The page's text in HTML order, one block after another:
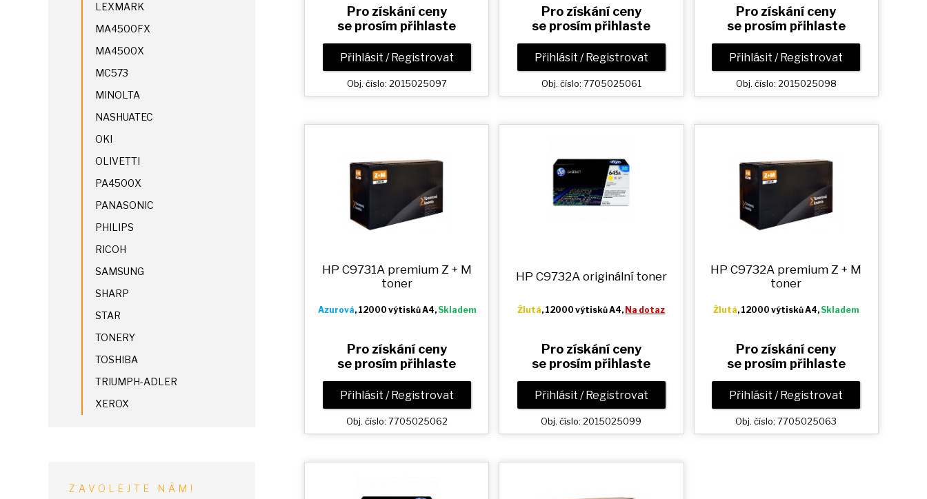
Pro získání ceny
se prosím přihlaste
Přihlásit / Registrovat
Obj. číslo: 2015025097
Pro získání ceny
se prosím přihlaste
Přihlásit / Registrovat
Obj. číslo: 7705025061
Pro získání ceny
se prosím přihlaste
Přihlásit / Registrovat
Obj. číslo: 2015025098
HP C9731A premium Z + M
toner
Azurová, 12000 výtisků A4,Skladem
Pro získání ceny
se prosím přihlaste
Přihlásit / Registrovat
Obj. číslo: 7705025062
HP C9732A originální toner
Žlutá, 12000 výtisků A4, Na dotaz
Pro získání ceny
se prosím přihlaste
Přihlásit / Registrovat
Obj. číslo: 2015025099
HP C9732A premiumZ + M
toner
Žlutá, 12000 výtisků A4,Skladem
Pro získání ceny
se prosím přihlaste
Přihlásit / Registrovat
Obj. číslo: 7705025063
LEXMARK
MA4500FX
MA4500X
MC573
MINOLTA
NASHUATEC
OKI
OLIVETTI
PA4500X
PANASONIC
PHILIPS
RICOH
SAMSUNG
SHARP
STAR
TONERY
TOSHIBA
TRIUMPH-ADLER
XEROX
ZAVOLEJTE NÁM!